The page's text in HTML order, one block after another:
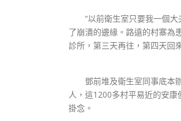
“以前衛生室只要我一個大
了崩潰的邊緣。路遠的村寨為
診所，第三天再往，第四天回
鄧前堆及衛生室同事底本
人，這1200多村平易近的安
掛念。